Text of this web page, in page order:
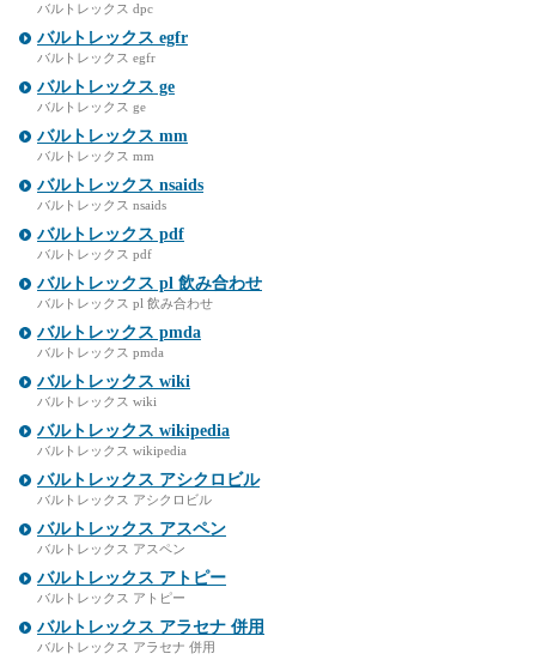
バルトレックス dpc
バルトレックス egfr
バルトレックス egfr
バルトレックス ge
バルトレックス ge
バルトレックス mm
バルトレックス mm
バルトレックス nsaids
バルトレックス nsaids
バルトレックス pdf
バルトレックス pdf
バルトレックス pl 飲み合わせ
バルトレックス pl 飲み合わせ
バルトレックス pmda
バルトレックス pmda
バルトレックス wiki
バルトレックス wiki
バルトレックス wikipedia
バルトレックス wikipedia
バルトレックス アシクロビル
バルトレックス アシクロビル
バルトレックス アスペン
バルトレックス アスペン
バルトレックス アトピー
バルトレックス アトピー
バルトレックス アラセナ 併用
バルトレックス アラセナ 併用